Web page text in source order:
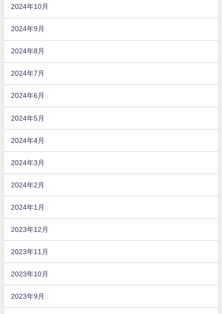
2024年10月
2024年9月
2024年8月
2024年7月
2024年6月
2024年5月
2024年4月
2024年3月
2024年2月
2024年1月
2023年12月
2023年11月
2023年10月
2023年9月